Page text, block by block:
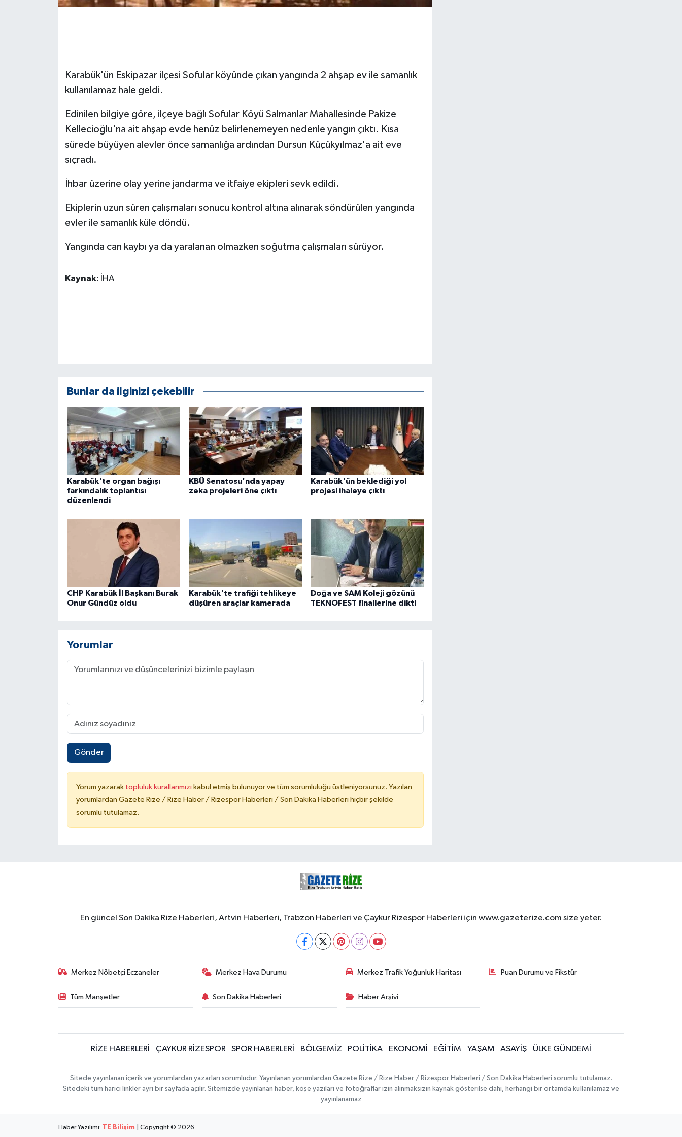
Karabük'ün Eskipazar ilçesi Sofular köyünde çıkan yangında 2 ahşap ev ile samanlık
kullanılamaz hale geldi.
Edinilen bilgiye göre, ilçeye bağlı Sofular Köyü Salmanlar Mahallesinde Pakize
Kellecioğlu'na ait ahşap evde henüz belirlenemeyen nedenle yangın çıktı. Kısa
sürede büyüyen alevler önce samanlığa ardından Dursun Küçükyılmaz'a ait eve
sıçradı.
İhbar üzerine olay yerine jandarma ve itfaiye ekipleri sevk edildi.
Ekiplerin uzun süren çalışmaları sonucu kontrol altına alınarak söndürülen yangında
evler ile samanlık küle döndü.
Yangında can kaybı ya da yaralanan olmazken soğutma çalışmaları sürüyor.
Kaynak: İHA
Bunlar da ilginizi çekebilir
Karabük'te organ bağışı
farkındalık toplantısı
düzenlendi
KBÜ Senatosu'nda yapay
zeka projeleri öne çıktı
Karabük'ün beklediği yol
projesi ihaleye çıktı
CHP Karabük İl Başkanı Burak
Onur Gündüz oldu
Karabük'te trafiği tehlikeye
düşüren araçlar kamerada
Doğa ve SAM Koleji gözünü
TEKNOFEST finallerine dikti
Yorumlar
Gönder
Yorum yazarak topluluk kurallarımızı kabul etmiş bulunuyor ve tüm sorumluluğu üstleniyorsunuz. Yazılan
yorumlardan Gazete Rize / Rize Haber / Rizespor Haberleri / Son Dakika Haberleri hiçbir şekilde
sorumlu tutulamaz.
En güncel Son Dakika Rize Haberleri, Artvin Haberleri, Trabzon Haberleri ve Çaykur Rizespor Haberleri için www.gazeterize.com size yeter.
Merkez Nöbetçi Eczaneler Merkez Hava Durumu Merkez Trafik Yoğunluk Haritası Puan Durumu ve Fikstür
Tüm Manşetler Son Dakika Haberleri Haber Arşivi
RİZE HABERLERİ ÇAYKUR RİZESPOR SPOR HABERLERİ BÖLGEMİZ POLİTİKA EKONOMİ EĞİTİM YAŞAM ASAYİŞ ÜLKE GÜNDEMİ
Sitede yayınlanan içerik ve yorumlardan yazarları sorumludur. Yayınlanan yorumlardan Gazete Rize / Rize Haber / Rizespor Haberleri / Son Dakika Haberleri sorumlu tutulamaz.
Sitedeki tüm harici linkler ayrı bir sayfada açılır. Sitemizde yayınlanan haber, köşe yazıları ve fotoğraflar izin alınmaksızın kaynak gösterilse dahi, herhangi bir ortamda kullanılamaz ve
yayınlanamaz
Haber Yazılımı: TE Bilişim | Copyright © 2026
Jandarma
Otomobil
SPOR HABERLERİ
TEKNOLOJİ
ÜLKE GÜNDEMİ